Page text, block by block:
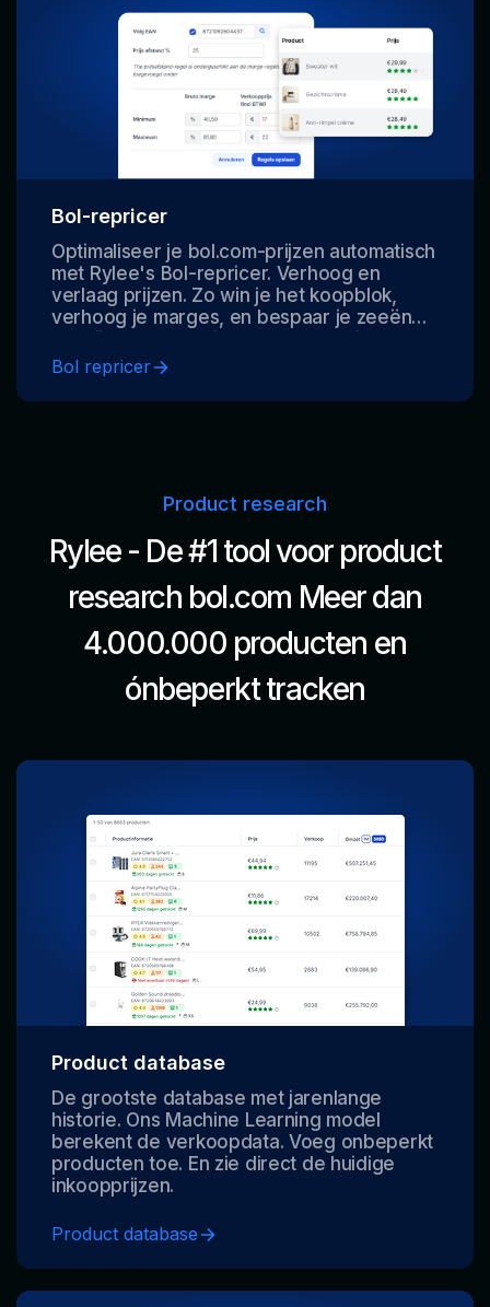
Bol-repricer
Optimaliseer je bol.com-prijzen automatisch
met Rylee's Bol-repricer. Verhoog en
verlaag prijzen. Zo win je het koopblok,
verhoog je marges, en bespaar je zeeën
van tijd. Onze repricer werkt real-time, op
een onbeperkt aantal producten, voor
zowel A-merken als eigen merk producten.
Bol repricer
Product research
Rylee - De #1 tool voor product
research bol.com Meer dan
4.000.000 producten en
ónbeperkt tracken
Product database
De grootste database met jarenlange
historie. Ons Machine Learning model
berekent de verkoopdata. Voeg onbeperkt
producten toe. En zie direct de huidige
inkoopprijzen.
Product database